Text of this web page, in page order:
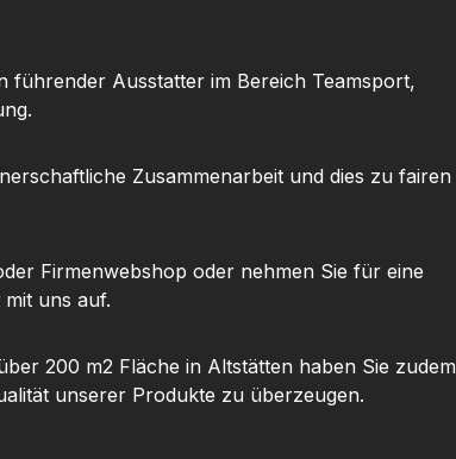
führender Ausstatter im Bereich Teamsport,
Zusammenarbeit und dies zu fairen
Firmenwebshop oder nehmen Sie für eine
uns auf.
200 m2 Fläche in Altstätten haben Sie zudem
unserer Produkte zu überzeugen.